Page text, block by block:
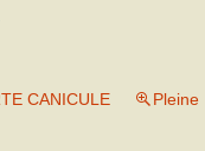
CANICULE
Pleine